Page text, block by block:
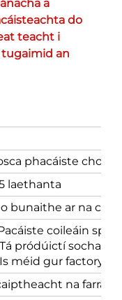
a
do
teacht i
an
phacáiste
laethanta
bunaithe ar na
coileáin
pródúictí
méid gur
na